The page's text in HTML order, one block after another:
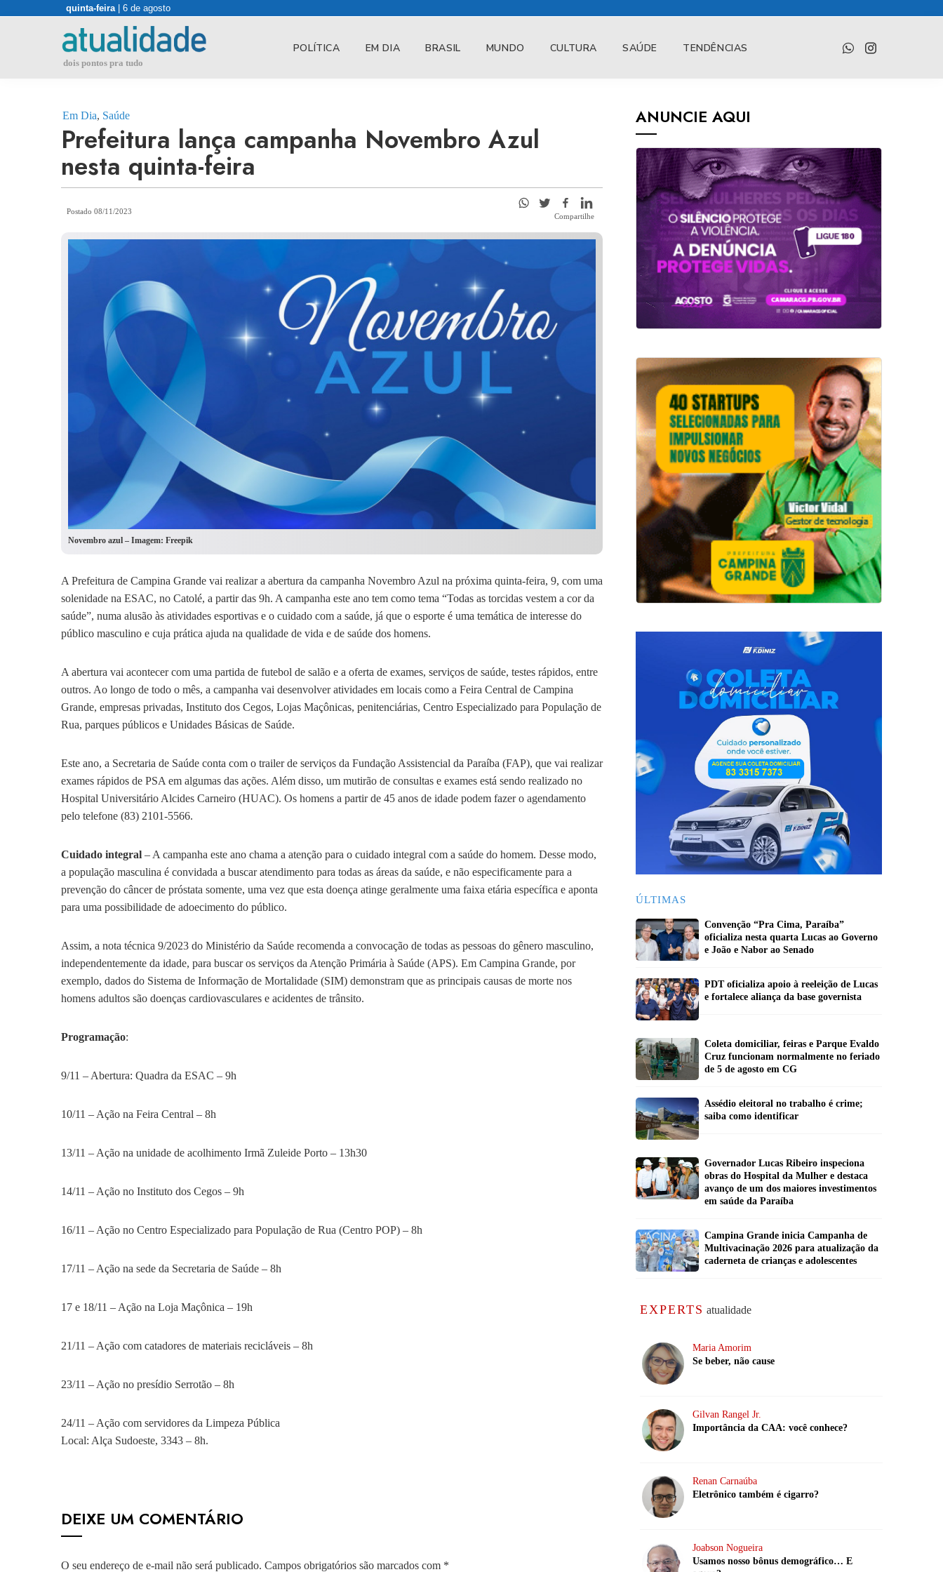
quinta-feira | 6 de agosto
dois pontos pra tudo
POLÍTICA EM DIA BRASIL MUNDO CULTURA SAÚDE TENDÊNCIAS
Em Dia, Saúde
Prefeitura lança campanha Novembro Azul
nesta quinta-feira
Postado 08/11/2023
Compartilhe
Novembro azul – Imagem: Freepik
A Prefeitura de Campina Grande vai realizar a abertura da campanha Novembro Azul na próxima quinta-feira, 9, com uma
solenidade na ESAC, no Catolé, a partir das 9h. A campanha este ano tem como tema “Todas as torcidas vestem a cor da
saúde”, numa alusão às atividades esportivas e o cuidado com a saúde, já que o esporte é uma temática de interesse do
público masculino e cuja prática ajuda na qualidade de vida e de saúde dos homens.
A abertura vai acontecer com uma partida de futebol de salão e a oferta de exames, serviços de saúde, testes rápidos, entre
outros. Ao longo de todo o mês, a campanha vai desenvolver atividades em locais como a Feira Central de Campina
Grande, empresas privadas, Instituto dos Cegos, Lojas Maçônicas, penitenciárias, Centro Especializado para População de
Rua, parques públicos e Unidades Básicas de Saúde.
Este ano, a Secretaria de Saúde conta com o trailer de serviços da Fundação Assistencial da Paraíba (FAP), que vai realizar
exames rápidos de PSA em algumas das ações. Além disso, um mutirão de consultas e exames está sendo realizado no
Hospital Universitário Alcides Carneiro (HUAC). Os homens a partir de 45 anos de idade podem fazer o agendamento
pelo telefone (83) 2101-5566.
Cuidado integral – A campanha este ano chama a atenção para o cuidado integral com a saúde do homem. Desse modo,
a população masculina é convidada a buscar atendimento para todas as áreas da saúde, e não especificamente para a
prevenção do câncer de próstata somente, uma vez que esta doença atinge geralmente uma faixa etária específica e aponta
para uma possibilidade de adoecimento do público.
Assim, a nota técnica 9/2023 do Ministério da Saúde recomenda a convocação de todas as pessoas do gênero masculino,
independentemente da idade, para buscar os serviços da Atenção Primária à Saúde (APS). Em Campina Grande, por
exemplo, dados do Sistema de Informação de Mortalidade (SIM) demonstram que as principais causas de morte nos
homens adultos são doenças cardiovasculares e acidentes de trânsito.
Programação:
9/11 – Abertura: Quadra da ESAC – 9h
10/11 – Ação na Feira Central – 8h
13/11 – Ação na unidade de acolhimento Irmã Zuleide Porto – 13h30
14/11 – Ação no Instituto dos Cegos – 9h
16/11 – Ação no Centro Especializado para População de Rua (Centro POP) – 8h
17/11 – Ação na sede da Secretaria de Saúde – 8h
17 e 18/11 – Ação na Loja Maçônica – 19h
21/11 – Ação com catadores de materiais recicláveis – 8h
23/11 – Ação no presídio Serrotão – 8h
24/11 – Ação com servidores da Limpeza Pública
Local: Alça Sudoeste, 3343 – 8h.
DEIXE UM COMENTÁRIO
O seu endereço de e-mail não será publicado. Campos obrigatórios são marcados com *
ANUNCIE AQUI
ÚLTIMAS
Convenção “Pra Cima, Paraíba”
oficializa nesta quarta Lucas ao Governo
e João e Nabor ao Senado
PDT oficializa apoio à reeleição de Lucas
e fortalece aliança da base governista
Coleta domiciliar, feiras e Parque Evaldo
Cruz funcionam normalmente no feriado
de 5 de agosto em CG
Assédio eleitoral no trabalho é crime;
saiba como identificar
Governador Lucas Ribeiro inspeciona
obras do Hospital da Mulher e destaca
avanço de um dos maiores investimentos
em saúde da Paraíba
Campina Grande inicia Campanha de
Multivacinação 2026 para atualização da
caderneta de crianças e adolescentes
EXPERTS atualidade
Maria Amorim
Se beber, não cause
Gilvan Rangel Jr.
Importância da CAA: você conhece?
Renan Carnaúba
Eletrônico também é cigarro?
Joabson Nogueira
Usamos nosso bônus demográfico… E